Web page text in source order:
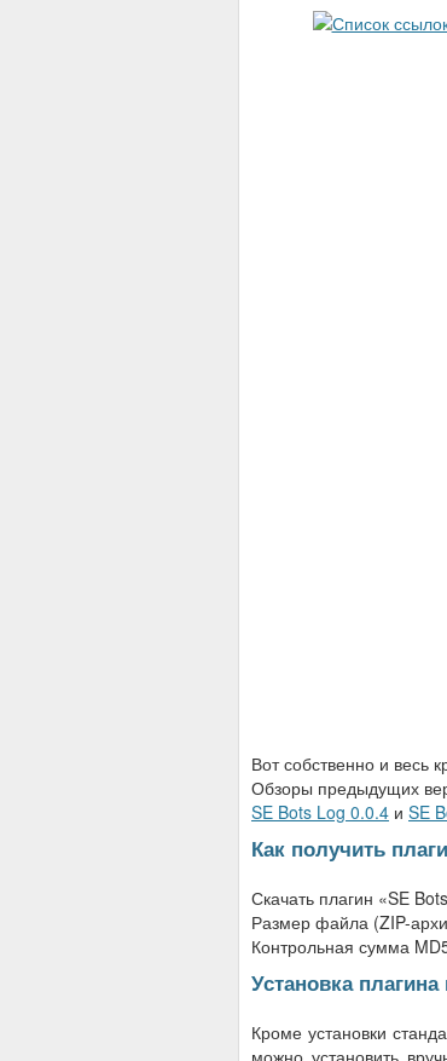
Вот собственно и весь
Обзоры предыдущих
SE Bots Log 0.0.4 и SE
Как получить
Скачать плагин «SE
Размер файла (ZIP-
Контрольная сумма
Установка
Кроме установки
можно установить